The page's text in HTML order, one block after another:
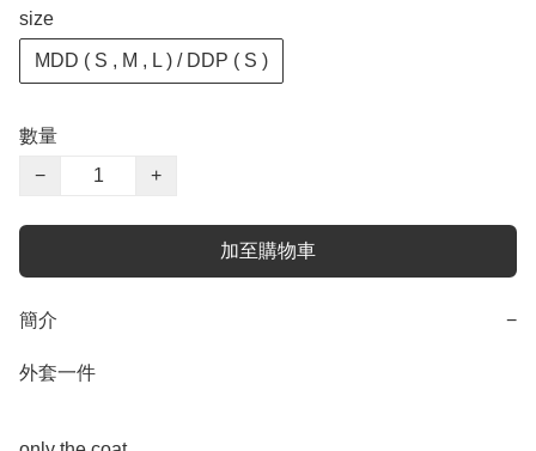
size
MDD ( S , M , L ) / DDP ( S )
數量
−
+
加至購物車
簡介 −
外套一件